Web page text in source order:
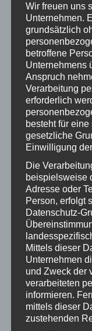
Mops Robby
VOX:
Wir freuen uns
Unternehmen.
grundsätzlich
betroffene
Unternehmens
Anspruch
Verarbeitung
erforderlich
besteht für
gesetzliche
Einwilligung
Die
beispielsweise
Adresse oder
Person, erfolgt
Datenschutz-
Mittels dieser
Unternehmen
und Zweck der
verarbeiteten
informieren.
mittels dieser
zustehenden